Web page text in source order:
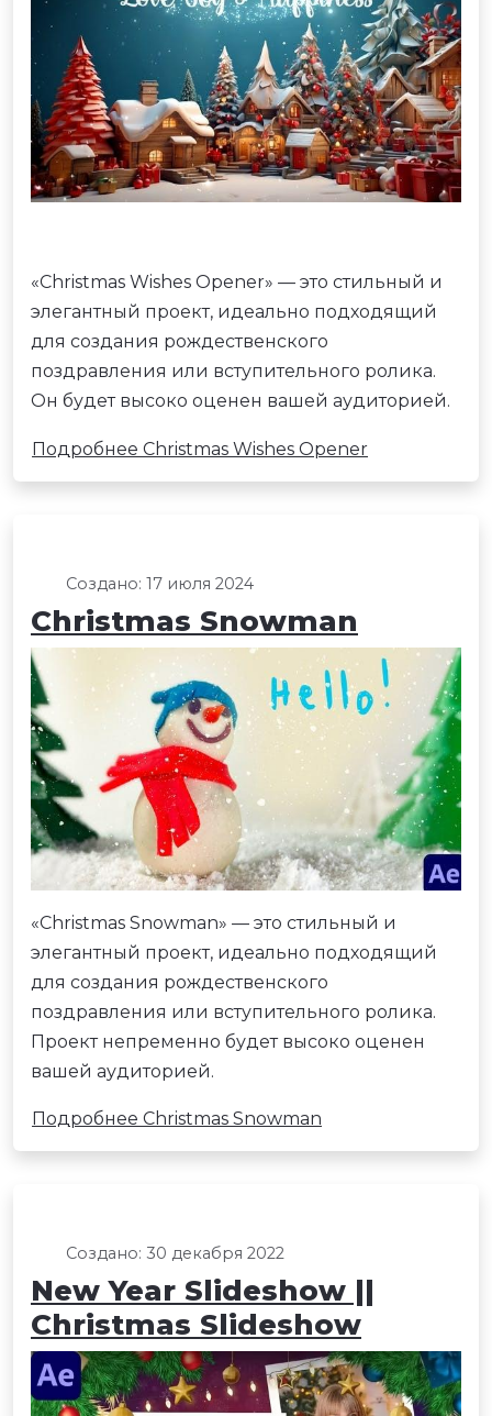
«Christmas Wishes Opener» — это стильный и
элегантный проект, идеально подходящий
для создания рождественского
поздравления или вступительного ролика.
Он будет высоко оценен вашей аудиторией.
Подробнее Christmas Wishes Opener
Создано: 17 июля 2024
Christmas Snowman
«Christmas Snowman» — это стильный и
элегантный проект, идеально подходящий
для создания рождественского
поздравления или вступительного ролика.
Проект непременно будет высоко оценен
вашей аудиторией.
Подробнее Christmas Snowman
Создано: 30 декабря 2022
New Year Slideshow ||
Christmas Slideshow